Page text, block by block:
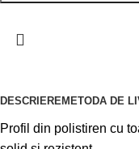
DESCRIEREMETODA DE
Profil din polistiren cu